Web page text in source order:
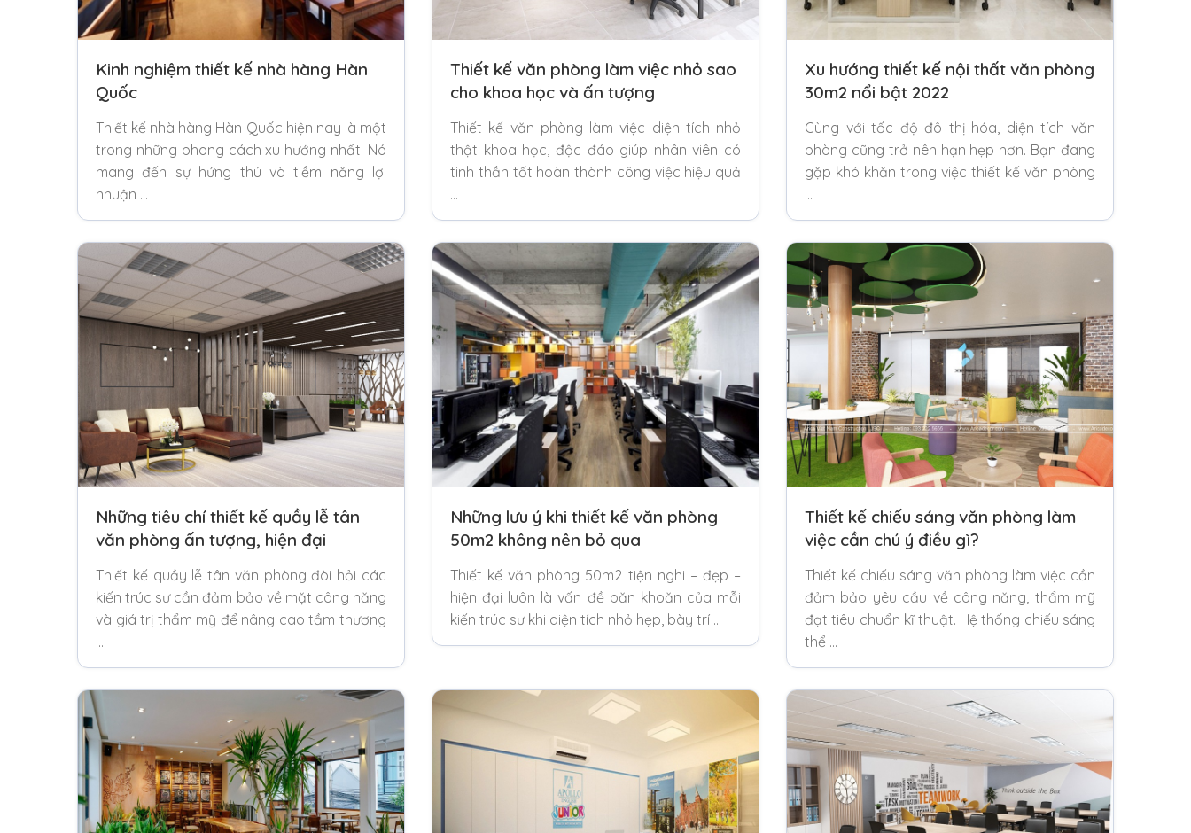
Kinh nghiệm thiết kế nhà hàng Hàn
Quốc
Thiết kế nhà hàng Hàn Quốc hiện nay là một
trong những phong cách xu hướng nhất. Nó
mang đến sự hứng thú và tiềm năng lợi
nhuận …
Thiết kế văn phòng làm việc nhỏ sao
cho khoa học và ấn tượng
Thiết kế văn phòng làm việc diện tích nhỏ
thật khoa học, độc đáo giúp nhân viên có
tinh thần tốt hoàn thành công việc hiệu quả
…
Xu hướng thiết kế nội thất văn phòng
30m2 nổi bật 2022
Cùng với tốc độ đô thị hóa, diện tích văn
phòng cũng trở nên hạn hẹp hơn. Bạn đang
gặp khó khăn trong việc thiết kế văn phòng
…
Những tiêu chí thiết kế quầy lễ tân
văn phòng ấn tượng, hiện đại
Thiết kế quầy lễ tân văn phòng đòi hỏi các
kiến trúc sư cần đảm bảo về mặt công năng
và giá trị thẩm mỹ để nâng cao tầm thương
…
Những lưu ý khi thiết kế văn phòng
50m2 không nên bỏ qua
Thiết kế văn phòng 50m2 tiện nghi – đẹp –
hiện đại luôn là vấn đề băn khoăn của mỗi
kiến trúc sư khi diện tích nhỏ hẹp, bày trí …
Thiết kế chiếu sáng văn phòng làm
việc cần chú ý điều gì?
Thiết kế chiếu sáng văn phòng làm việc cần
đảm bảo yêu cầu về công năng, thẩm mỹ
đạt tiêu chuẩn kĩ thuật. Hệ thống chiếu sáng
thể …